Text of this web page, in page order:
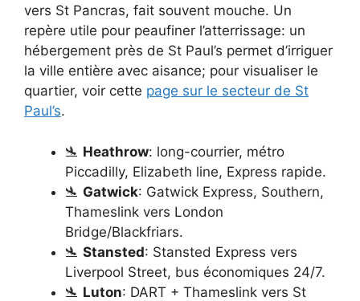
vers St Pancras, fait souvent mouche. Un
repère utile pour peaufiner l’atterrissage: un
hébergement près de St Paul’s permet d’irriguer
la ville entière avec aisance; pour visualiser le
quartier, voir cette page sur le secteur de St
Paul’s.
🛬 Heathrow: long-courrier, métro
Piccadilly, Elizabeth line, Express rapide.
🛬 Gatwick: Gatwick Express, Southern,
Thameslink vers London
Bridge/Blackfriars.
🛬 Stansted: Stansted Express vers
Liverpool Street, bus économiques 24/7.
🛬 Luton: DART + Thameslink vers St